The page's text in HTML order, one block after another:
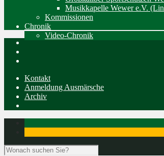
Musikkapelle Wewer e.V.
Kommissionen
Chronik
Video-Chronik
Kontakt
Anmeldung Ausmärsche
Archiv